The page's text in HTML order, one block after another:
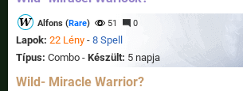
Alfons (Rare) 51 0
Lapok: 22 Lény - 8 Spell
Típus: Combo - Készült: 5 napja
Wild- Miracle Warrior?